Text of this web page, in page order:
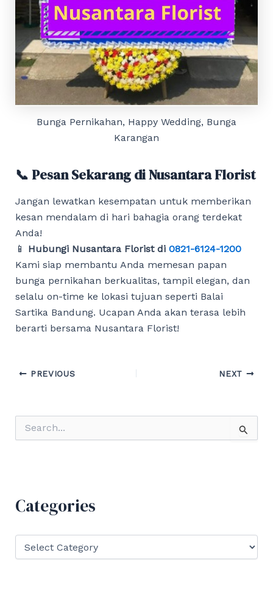
Bunga Pernikahan, Happy Wedding, Bunga
Karangan
📞 Pesan Sekarang di Nusantara Florist
Jangan lewatkan kesempatan untuk memberikan
kesan mendalam di hari bahagia orang terdekat
Anda!
📱 Hubungi Nusantara Florist di 0821-6124-1200
Kami siap membantu Anda memesan papan
bunga pernikahan berkualitas, tampil elegan, dan
selalu on-time ke lokasi tujuan seperti Balai
Sartika Bandung. Ucapan Anda akan terasa lebih
berarti bersama Nusantara Florist!
Post
PREVIOUS NEXT
o
Categories